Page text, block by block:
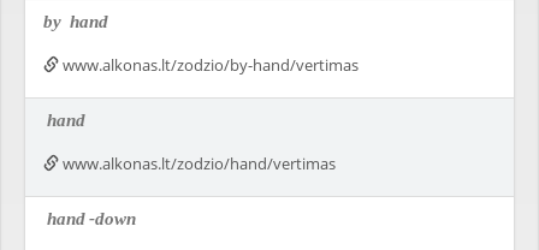
by hand
www.alkonas.lt/zodzio/by-hand/vertimas
hand
www.alkonas.lt/zodzio/hand/vertimas
hand-down